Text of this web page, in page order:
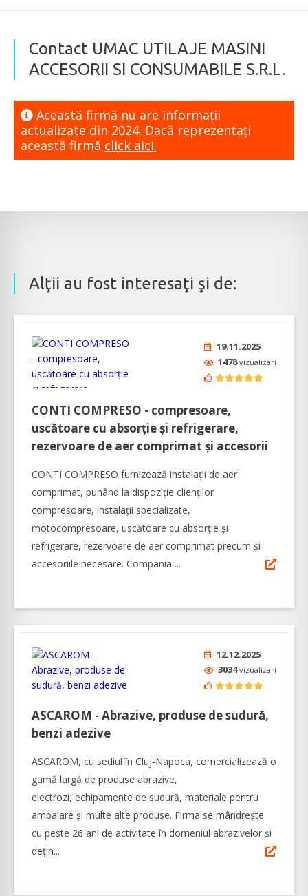
Contact UMAC UTILAJE MASINI
ACCESORII SI CONSUMABILE S.R.L.
Această firmă nu are informaţii
actualizate din 2024. Dacă reprezentaţi
această firmă click aici.
Alţii au fost interesaţi şi de:
19.11.2025
1478vizualizari
CONTI COMPRESO - compresoare,
uscătoare cu absorţie şi refrigerare,
rezervoare de aer comprimat şi accesorii
CONTI COMPRESO furnizează instalații de aer
comprimat, punând la dispoziţie clienților
compresoare, instalaţii specializate,
motocompresoare, uscătoare cu absorţie şi
refrigerare, rezervoare de aer comprimat precum şi
accesoriile necesare. Compania ...
12.12.2025
3034vizualizari
ASCAROM - Abrazive, produse de sudură,
benzi adezive
ASCAROM, cu sediul în Cluj-Napoca, comercializează o
gamă largă de produse abrazive,
electrozi, echipamente de sudură, materiale pentru
ambalare și multe alte produse. Firma se mândrește
cu peste 26 ani de activitate în domeniul abrazivelor și
dețin...